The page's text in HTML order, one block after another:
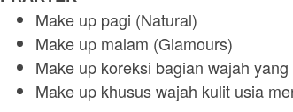
Make up pagi (Natural)
Make up malam (Glamours)
Make up koreksi bagian wajah
Make up khusus wajah kulit usia